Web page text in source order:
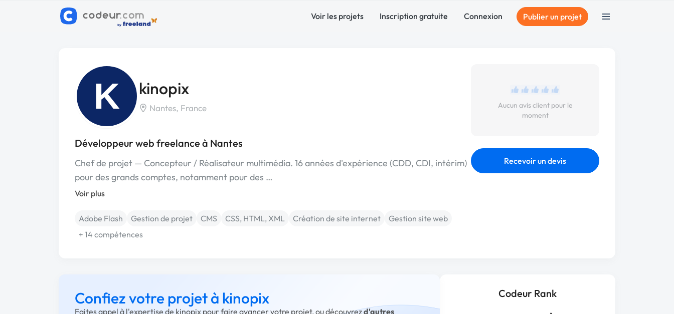
Voir les projets Inscription gratuite Connexion Publier un projet
K kinopix
Nantes, France
Développeur web freelance à Nantes
Chef de projet — Concepteur / Réalisateur multimédia. 16 années d'expérience (CDD, CDI, intérim)
pour des grands comptes, notamment pour des …
Voir plus
Adobe Flash Gestion de projet CMS CSS, HTML, XML Création de site internet
Gestion site web
+ 14 compétences
Aucun avis client pour le
moment
Recevoir un devis
Codeur Rank
Confiez votre projet à kinopix
Faites appel à l'expertise de kinopix pour faire avancer votre projet, ou découvrezd'autres